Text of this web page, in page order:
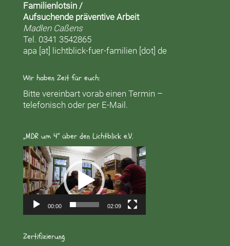
Familienlotsin /
Aufsuchende präventive Arbeit
Madlen Caßens
Tel. 0341 3542865
apa [at] lichtblick-fuer-familien [dot] de
Wir haben Zeit für euch:
Bitte vereinbart vorab einen Termin –
telefonisch oder per E-Mail.
„MDR um 4“ über den Lichtblick e.V.
Video-
Player
00:00 02:09
Zertifizierung